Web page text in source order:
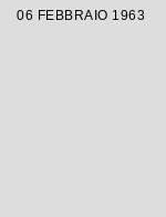
06 FEBBRAIO 1963